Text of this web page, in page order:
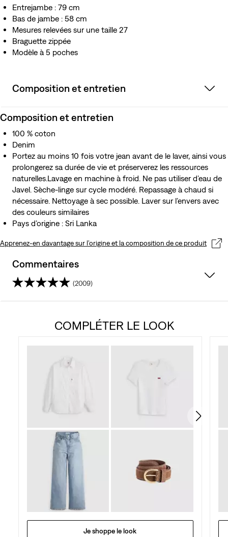
Entrejambe : 79 cm
Bas de jambe : 58 cm
Mesures relevées sur une taille 27
Braguette zippée
Modèle à 5 poches
Composition et entretien
Composition et entretien
100 % coton
Denim
Portez au moins 10 fois votre jean avant de le laver, ainsi vous
prolongerez sa durée de vie et préserverez les ressources
naturelles.Lavage en machine à froid. Ne pas utiliser d’eau de
Javel. Sèche-linge sur cycle modéré. Repassage à chaud si
nécessaire. Nettoyage à sec possible. Laver sur l’envers avec
des couleurs similaires
Pays d’origine : Sri Lanka
Apprenez-en davantage sur l’origine et la composition de ce produit
Commentaires
(2009)
COMPLÉTER LE LOOK
Je shoppe le look